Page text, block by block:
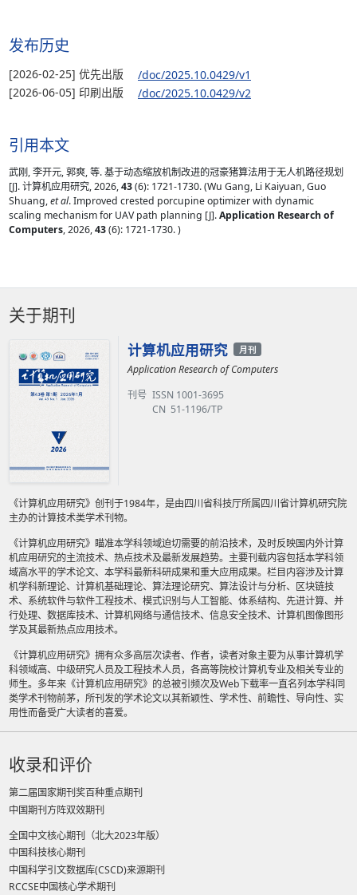
发布历史
[2026-02-25] 优先出版
/doc/2025.10.0429/v1
[2026-06-05] 印刷出版
/doc/2025.10.0429/v2
引用本文
武刚, 李开元, 郭爽, 等. 基于动态缩放机制改进的冠豪猪算法用于无人机路径规划
[J]. 计算机应用研究, 2026,43(6): 1721-1730. (Wu Gang, Li Kaiyuan, Guo
Shuang,et al. Improved crested porcupine optimizer with dynamic
scaling mechanism for UAV path planning [J].Application Research of
Computers, 2026,43(6): 1721-1730. )
关于期刊
计算机应用研究 月刊
Application Research of Computers
刊号 ISSN 1001-3695
CN 51-1196/TP
《计算机应用研究》创刊于1984年，是由四川省科技厅所属四川省计算机研究院
主办的计算技术类学术刊物。
《计算机应用研究》瞄准本学科领域迫切需要的前沿技术，及时反映国内外计算
机应用研究的主流技术、热点技术及最新发展趋势。主要刊载内容包括本学科领
域高水平的学术论文、本学科最新科研成果和重大应用成果。栏目内容涉及计算
机学科新理论、计算机基础理论、算法理论研究、算法设计与分析、区块链技
术、系统软件与软件工程技术、模式识别与人工智能、体系结构、先进计算、并
行处理、数据库技术、计算机网络与通信技术、信息安全技术、计算机图像图形
学及其最新热点应用技术。
《计算机应用研究》拥有众多高层次读者、作者，读者对象主要为从事计算机学
科领域高、中级研究人员及工程技术人员，各高等院校计算机专业及相关专业的
师生。多年来《计算机应用研究》的总被引频次及Web下载率一直名列本学科同
类学术刊物前茅，所刊发的学术论文以其新颖性、学术性、前瞻性、导向性、实
用性而备受广大读者的喜爱。
收录和评价
第二届国家期刊奖百种重点期刊
中国期刊方阵双效期刊
全国中文核心期刊（北大2023年版）
中国科技核心期刊
中国科学引文数据库(CSCD)来源期刊
RCCSE中国核心学术期刊